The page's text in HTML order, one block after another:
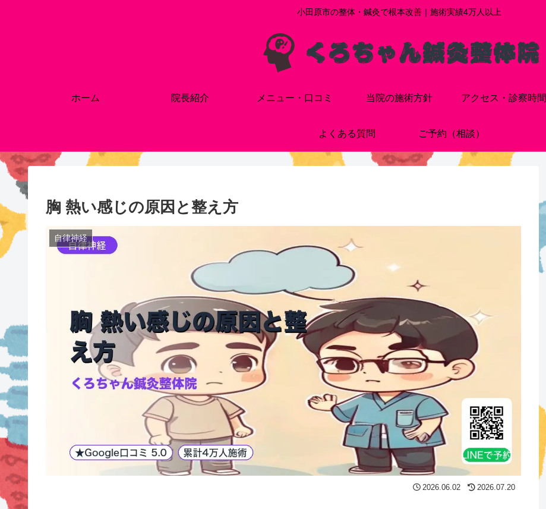
小田原市の整体・鍼灸で根本改善｜施術実績4万人以上
ホーム 院長紹介 メニュー・口コミ 当院の施術方針 アクセス・診察時間
よくある質問 ご予約（相談）
胸 熱い感じの原因と整え方
自律神経
2026.06.02 2026.07.20